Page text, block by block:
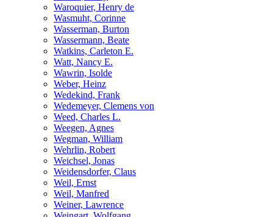
Waroquier, Henry de
Wasmuht, Corinne
Wasserman, Burton
Wassermann, Beate
Watkins, Carleton E.
Watt, Nancy E.
Wawrin, Isolde
Weber, Heinz
Wedekind, Frank
Wedemeyer, Clemens von
Weed, Charles L.
Weegen, Agnes
Wegman, William
Wehrlin, Robert
Weichsel, Jonas
Weidensdorfer, Claus
Weil, Ernst
Weil, Manfred
Weiner, Lawrence